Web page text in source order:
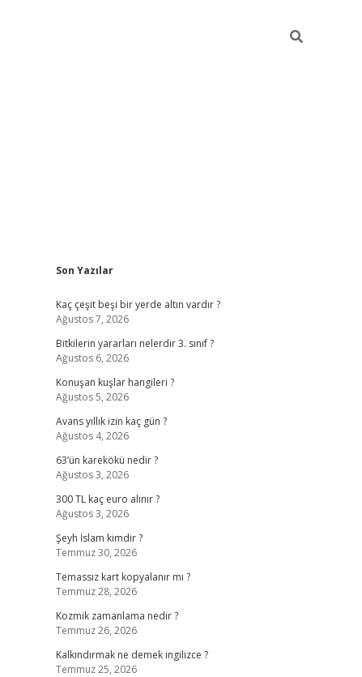
Sidebar
Son Yazılar
Kaç çeşit beşi bir yerde altın vardır ?
Ağustos 7, 2026
Bitkilerin yararları nelerdir 3. sınıf ?
Ağustos 6, 2026
Konuşan kuşlar hangileri ?
Ağustos 5, 2026
Avans yıllık izin kaç gün ?
Ağustos 4, 2026
63’ün karekökü nedir ?
Ağustos 3, 2026
300 TL kaç euro alınır ?
Ağustos 3, 2026
Şeyh İslam kimdir ?
Temmuz 30, 2026
Temassız kart kopyalanır mı ?
Temmuz 28, 2026
Kozmik zamanlama nedir ?
Temmuz 26, 2026
Kalkındırmak ne demek ingilizce ?
Temmuz 25, 2026